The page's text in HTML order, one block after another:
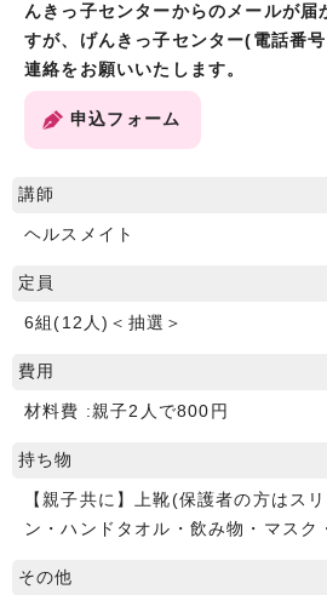
んきっ子センターからのメールが届
すが、げんきっ子センター(電話番
連絡をお願いいたします。
申込フォーム
講師
ヘルスメイト
定員
6組(12人)＜抽選＞
費用
材料費 :親子2人で800円
持ち物
【親子共に】上靴(保護者の方はス
ン・ハンドタオル・飲み物・マスク
その他